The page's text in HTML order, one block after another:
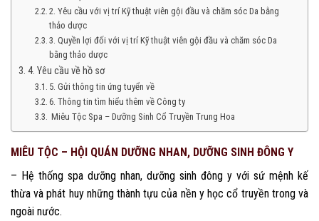
2. Yêu cầu với vị trí Kỹ thuật viên gội đầu và chăm sóc Da bằng
thảo dược
3. Quyền lợi đối với vị trí Kỹ thuật viên gội đầu và chăm sóc Da
bằng thảo dược
4. Yêu cầu về hồ sơ
5. Gửi thông tin ứng tuyển về
6. Thông tin tìm hiểu thêm về Công ty
Miêu Tộc Spa – Dưỡng Sinh Cổ Truyền Trung Hoa
MIÊU TỘC – HỘI QUÁN DƯỠNG NHAN, DƯỠNG SINH ĐÔNG Y
– Hệ thống spa dưỡng nhan, dưỡng sinh đông y với sứ mệnh kế
thừa và phát huy những thành tựu của nền y học cổ truyền trong và
ngoài nước.